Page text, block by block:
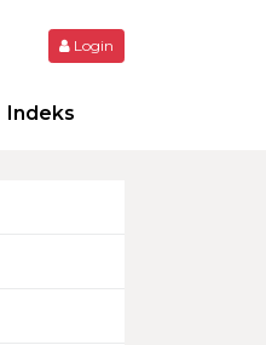
Login
Indeks